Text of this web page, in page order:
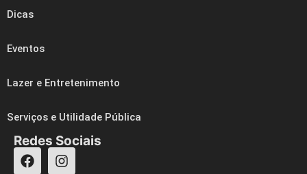
Dicas
Eventos
Lazer e Entretenimento
Serviços e Utilidade Pública
Redes Sociais